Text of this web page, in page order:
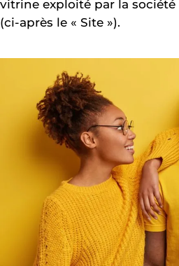
vitrine exploité par la société
(ci-après le « Site »).